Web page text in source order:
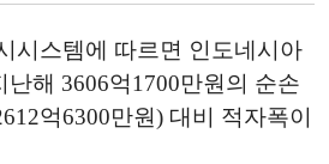
시스템에 따르면 인도네시아
해 3606억1700만원의 순손
억6300만원) 대비 적자폭이